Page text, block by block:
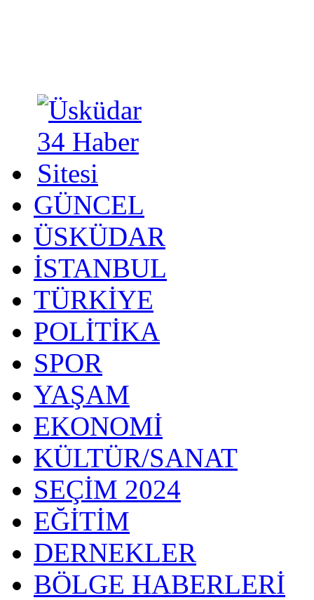
GÜNCEL
ÜSKÜDAR
İSTANBUL
TÜRKİYE
POLİTİKA
SPOR
YAŞAM
EKONOMİ
KÜLTÜR/SANAT
SEÇİM 2024
EĞİTİM
DERNEKLER
BÖLGE HABERLERİ